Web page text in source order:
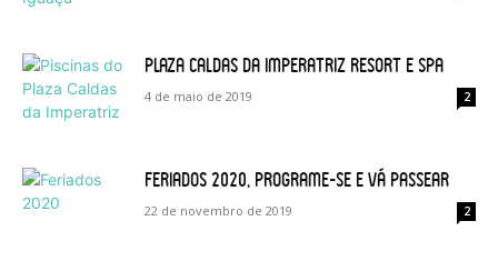
Plaza Caldas da Imperatriz Resort e Spa
4 de maio de 2019 2
Feriados 2020, programe-se e vá passear
22 de novembro de 2019 2